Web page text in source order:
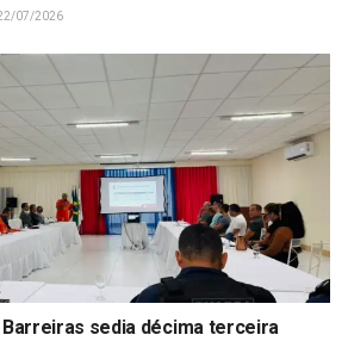
07/2026
sedia décima terceira